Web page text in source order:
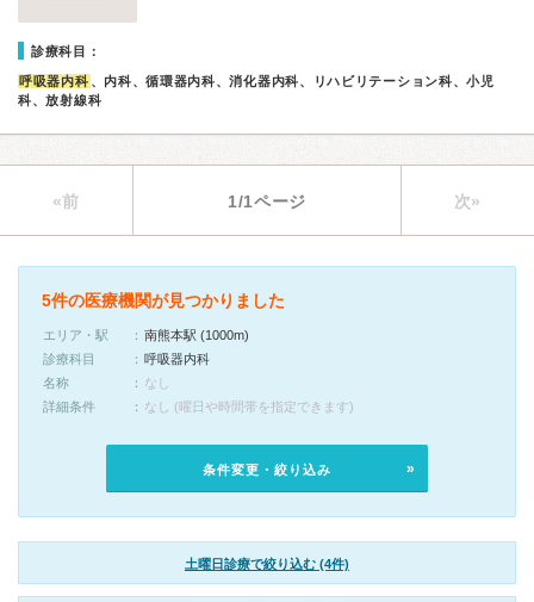
診療科目：
呼吸器内科 、内科、循環器内科、消化器内科、リハビリテーション科、小児
科、放射線科
«前 1/1ページ 次»
5件の医療機関が見つかりました
エリア・駅
南熊本駅 (1000m)
診療科目
呼吸器内科
名称
なし
詳細条件
なし (曜日や時間帯を指定できます)
条件変更・絞り込み
土曜日診療で絞り込む (4件)